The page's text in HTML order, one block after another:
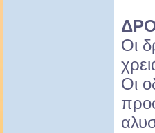
Οι
Οι